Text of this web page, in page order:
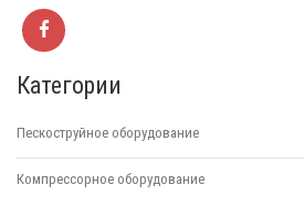
Категории
Пескоструйное оборудование
Компрессорное оборудование